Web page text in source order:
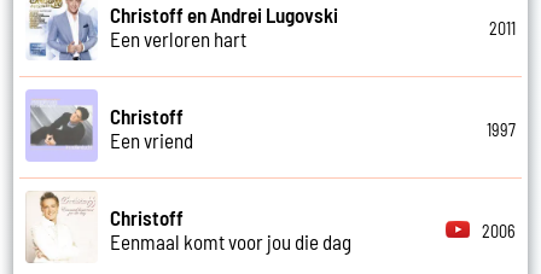
Christoff en Andrei Lugovski
Een verloren hart
2011
Christoff
Een vriend
1997
Christoff
Eenmaal komt voor jou die dag
2006